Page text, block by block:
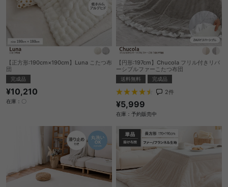
【正方形:190cm×190cm】Luna こたつ布
団
完成品
¥10,210
在庫：〇
【円形:197cm】Chucola フリル付きリバ
ーシブルファーこたつ布団
送料無料 完成品
2件
¥5,999
在庫：予約販売中